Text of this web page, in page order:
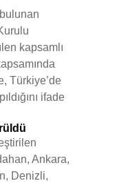
kapsamlı
Türkiye’de
ifade
Ankara,
Denizli,